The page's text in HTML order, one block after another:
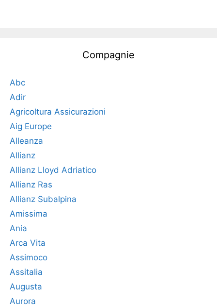
Compagnie
Abc
Adir
Agricoltura Assicurazioni
Aig Europe
Alleanza
Allianz
Allianz Lloyd Adriatico
Allianz Ras
Allianz Subalpina
Amissima
Ania
Arca Vita
Assimoco
Assitalia
Augusta
Aurora